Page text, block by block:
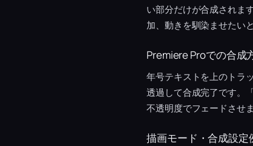
い部分だけが合成されま
加、動きを馴染ませたい
Premiere Proでの合成
年号テキストを上のトラ
透過して合成完了です。
不透明度でフェードさせま
描画モード・合成設定